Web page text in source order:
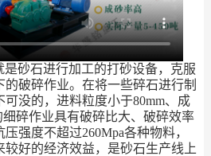
是砂石进行加工的打砂设备，克服
破碎作业。在将一些碎石进行制
没的，进料粒度小于80mm、成
细碎作业具有破碎比大、破碎效率
强度不超过260Mpa各种物料，
好的经济效益，是砂石生产线上